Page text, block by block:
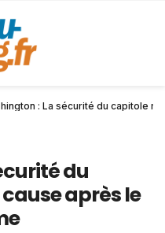
: La sécurité du capitole
du
après le